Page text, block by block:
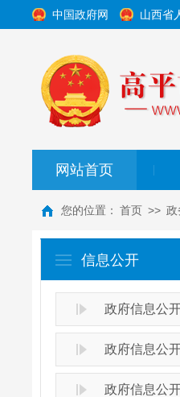
中国政府网 山西省
网站首页
您的位置： 首页 >> 政
信息公开
政府信息公
政府信息公
政府信息公